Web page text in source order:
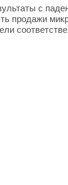
с
продажи